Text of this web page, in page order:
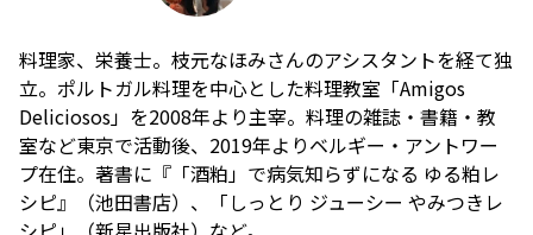
料理家、栄養士。枝元なほみさんのアシスタントを経て独
立。ポルトガル料理を中心とした料理教室「Amigos
Deliciosos」を2008年より主宰。料理の雑誌・書籍・教
室など東京で活動後、2019年よりベルギー・アントワー
プ在住。著書に『「酒粕」で病気知らずになる ゆる粕レ
シピ』（池田書店）、「しっとり ジューシー やみつきレ